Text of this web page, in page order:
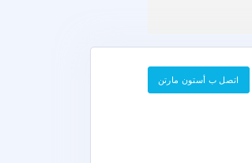
اتصل ب أستون مارتن